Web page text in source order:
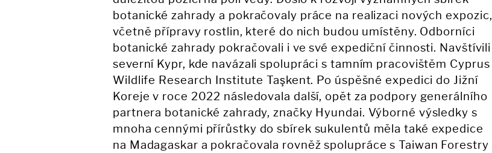
botanické zahrady a pokračovaly práce na realizaci nových expozic,
včetně přípravy rostlin, které do nich budou umístěny. Odborníci
botanické zahrady pokračovali i ve své expediční činnosti. Navštívili
severní Kypr, kde navázali spolupráci s tamním pracovištěm Cyprus
Wildlife Research Institute Taşkent. Po úspěšné expedici do Jižní
Koreje v roce 2022 následovala další, opět za podpory generálního
partnera botanické zahrady, značky Hyundai. Výborné výsledky s
mnoha cennými přírůstky do sbírek sukulentů měla také expedice
na Madagaskar a pokračovala rovněž spolupráce s Taiwan Forestry